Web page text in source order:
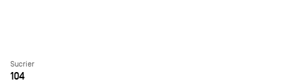
Sucrier
104